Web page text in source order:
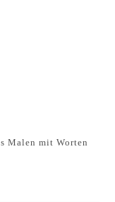
Malen mit Worten